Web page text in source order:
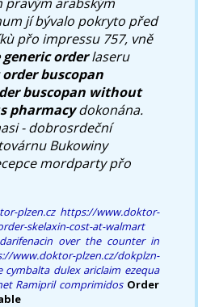
jí bývalo pokryto před
přo impressu 757, vně
orderlaseru
order buscopan
buscopan without
pharmacydokonána.
- dobrosrdeční
Bukowiny
mordparty přo
plzen.cz https://www.doktor-
skelaxin-cost-at-walmart
over the counter in
www.doktor-plzen.cz/dokplzn-
cymbalta dulex ariclaim ezequa
Ramipril comprimidos Order